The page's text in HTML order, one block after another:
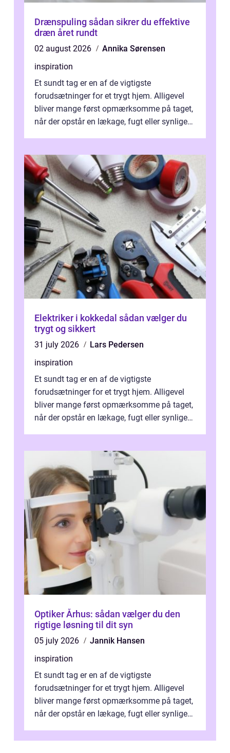
Drænspuling sådan sikrer du effektive
dræn året rundt
02 august 2026
Annika Sørensen
inspiration
Et sundt tag er en af de vigtigste
forudsætninger for et trygt hjem. Alligevel
bliver mange først opmærksomme på taget,
når der opstår en lækage, fugt eller synlige
Elektriker i kokkedal sådan vælger du
trygt og sikkert
31 july 2026
Lars Pedersen
inspiration
Et sundt tag er en af de vigtigste
forudsætninger for et trygt hjem. Alligevel
bliver mange først opmærksomme på taget,
når der opstår en lækage, fugt eller synlige
Optiker Århus: sådan vælger du den
rigtige løsning til dit syn
05 july 2026
Jannik Hansen
inspiration
Et sundt tag er en af de vigtigste
forudsætninger for et trygt hjem. Alligevel
bliver mange først opmærksomme på taget,
når der opstår en lækage, fugt eller synlige